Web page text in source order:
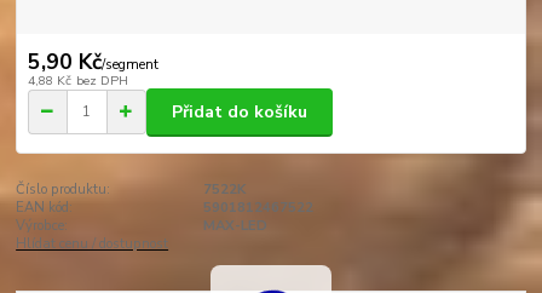
5,90 Kč/segment
4,88 Kč bez DPH
Přidat do košíku
Číslo produktu:
7522K
EAN kód:
5901812467522
Výrobce:
MAX-LED
Hlídat cenu / dostupnost